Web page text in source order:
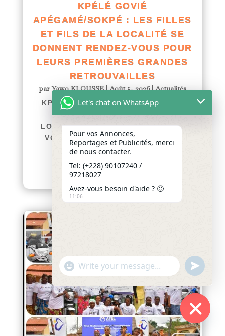
KPÉLÉ GOVIÉ
APÉGAMÉ/SOKPÉ : LES FILLES
ET FILS DE LA LOCALITÉ SE
DONNENT RENDEZ-VOUS POUR
LEURS PREMIÈRES GRANDES
RETROUVAILLES
parYawo KLOUSSE|Août 5, 2026|Actualités
KPÉLÉ GOVIÉ APÉGAMÉ/SOKPÉ :
LES FILLES ET FILS DE LA
LOCALITÉ SE DONNENT RENDEZ-
VOUS POUR LEURS PREMIÈRES
GRANDES RETROUVAILLES
afriquenligne.tg Du...
lire plus
Hide
Let's chat on WhatsApp
Pour vos Annonces,
Reportages et Publicités, merci
de nous contacter.
Tel: (+228) 90107240 /
97218027
Avez-vous besoin d'aide ? 🙂
11:06
"+chaty_settings.lang.emoji_picker+"
WhatsApp
undefined